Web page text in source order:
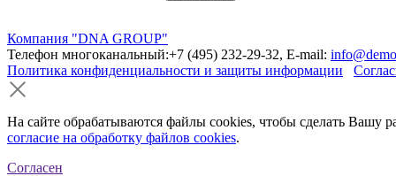
Компания "DNA GROUP"
Телефон многоканальный:+7 (495) 232-29-32, E-mail:
Политика конфиденциальности и защиты информации
На сайте обрабатываются файлы cookies, чтобы сделать Вашу
согласие на обработку файлов cookies.
Согласен